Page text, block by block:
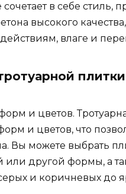
в себе стиль,
высокого
влаге и
плитки
и цветов.
и цветов, что
Вы можете выбрать
или другой формы, а
и коричневых до